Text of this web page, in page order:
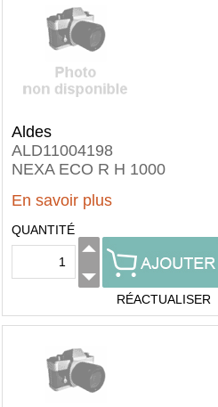
Aldes
ALD11004198
NEXA ECO R H 1000
En savoir plus
QUANTITÉ
RÉACTUALISER